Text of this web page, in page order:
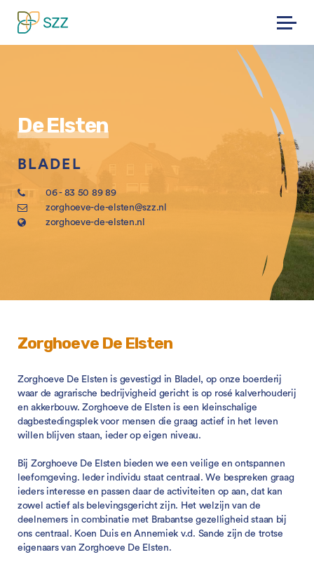
De Elsten
BLADEL
06 - 83 50 89 89
zorghoeve-de-elsten@szz.nl
zorghoeve-de-elsten.nl
Zorghoeve De Elsten
Zorghoeve De Elsten is gevestigd in Bladel, op onze boerderij
waar de agrarische bedrijvigheid gericht is op rosé kalverhouderij
en akkerbouw. Zorghoeve de Elsten is een kleinschalige
dagbestedingsplek voor mensen die graag actief in het leven
willen blijven staan, ieder op eigen niveau.
Bij Zorghoeve De Elsten bieden we een veilige en ontspannen
leefomgeving. Ieder individu staat centraal. We bespreken graag
ieders interesse en passen daar de activiteiten op aan, dat kan
zowel actief als belevingsgericht zijn. Het welzijn van de
deelnemers in combinatie met Brabantse gezelligheid staan bij
ons centraal. Koen Duis en Annemiek v.d. Sande zijn de trotse
eigenaars van Zorghoeve De Elsten.